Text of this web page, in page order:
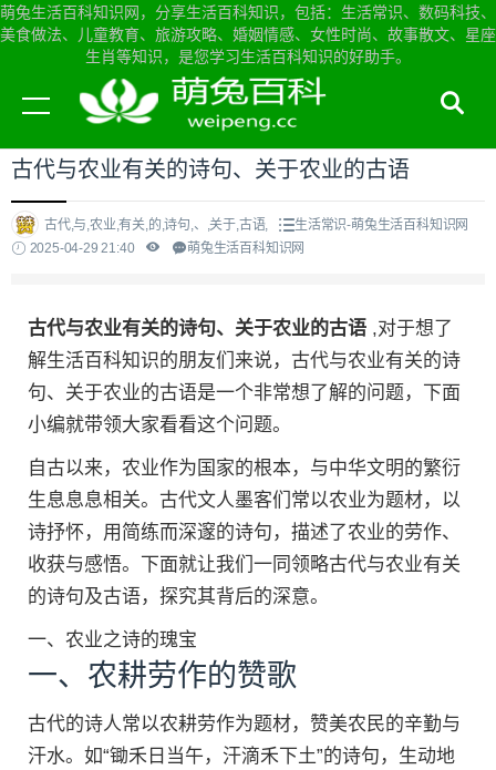
萌兔生活百科知识网，分享生活百科知识，包括：生活常识、数码科技、
美食做法、儿童教育、旅游攻略、婚姻情感、女性时尚、故事散文、星座
生肖等知识，是您学习生活百科知识的好助手。
当前位置： 萌兔生活百科知识网首页>生活常识
古代与农业有关的诗句、关于农业的古语
古代,与,农业,有关,的,诗句,、,关于,古语,
生活常识-萌兔生活百科知识网
2025-04-29 21:40
萌兔生活百科知识网
古代与农业有关的诗句、关于农业的古语 ,对于想了
解生活百科知识的朋友们来说，古代与农业有关的诗
句、关于农业的古语是一个非常想了解的问题，下面
小编就带领大家看看这个问题。
自古以来，农业作为国家的根本，与中华文明的繁衍
生息息息相关。古代文人墨客们常以农业为题材，以
诗抒怀，用简练而深邃的诗句，描述了农业的劳作、
收获与感悟。下面就让我们一同领略古代与农业有关
的诗句及古语，探究其背后的深意。
一、农业之诗的瑰宝
一、农耕劳作的赞歌
古代的诗人常以农耕劳作为题材，赞美农民的辛勤与
汗水。如“锄禾日当午，汗滴禾下土”的诗句，生动地